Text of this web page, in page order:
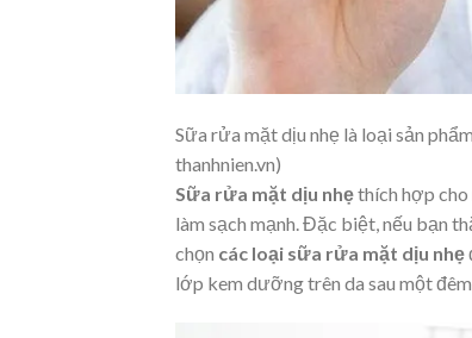
Sữa rửa mặt dịu nhẹ là loại sản
thanhnien.vn)
Sữa rửa mặt dịu nhẹthích hợp cho
làm sạch mạnh. Đặc biệt, nếu bạn
chọn các loại sữa rửa mặt dịu nhẹ
lớp kem dưỡng trên da sau một